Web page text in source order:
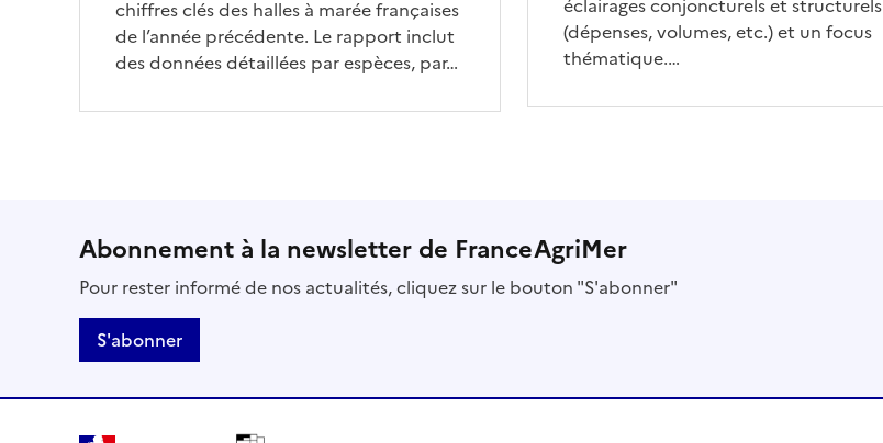
chiffres clés des halles à marée françaises
de l’année précédente. Le rapport inclut
des données détaillées par espèces, par…
éclairages conjoncturels et structurels
(dépenses, volumes, etc.) et un focus
thématique.…
Abonnement à la newsletter de FranceAgriMer
Pour rester informé de nos actualités, cliquez sur le bouton "S'abonner"
S'abonner